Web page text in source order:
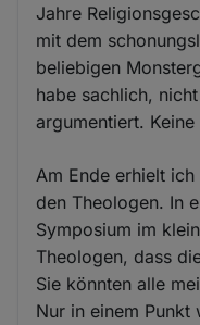
Jahre
mit dem
beliebigen
habe sachlich,
argumentiert.
Am Ende erhielt
den Theologen. In
Symposium im
Theologen, dass
Sie könnten alle
Nur in einem Punkt